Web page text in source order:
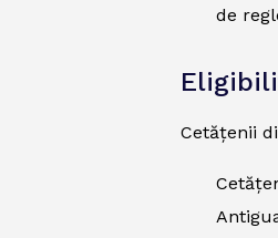
de
Cetățenii